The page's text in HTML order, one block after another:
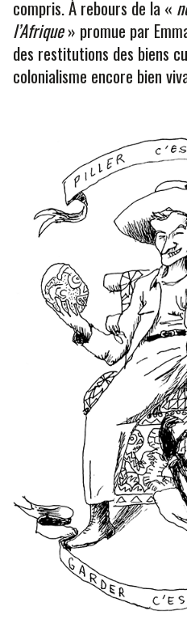
compris. À rebours de la «
l’Afrique» promue par
des restitutions des biens
colonialisme encore bien